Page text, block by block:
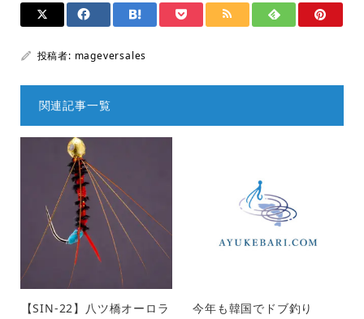
投稿者: mageversales
関連記事一覧
【SIN-22】八ツ橋オーロラ
今年も韓国でドブ釣り